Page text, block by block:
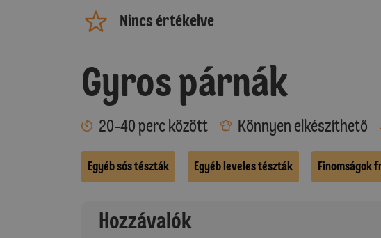
Nincs értékelve
Gyros párnák
20-40 perc között Könnyen elkészíthető
Egyéb sós tészták Egyéb leveles tészták Finomságok
Hozzávalók